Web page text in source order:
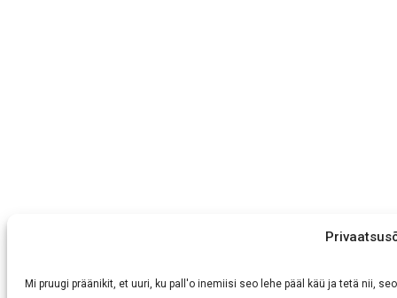
Mi pruugi präänikit, et uuri, ku pall'o inemiisi seo lehe pääl käü ja tetä nii,